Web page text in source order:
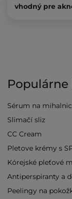
vhodný pre
Slimačí sliz
CC Cream
Pletove krémy s
Kórejské pleťové
Peelingy na